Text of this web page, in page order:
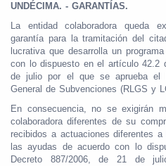
UNDÉCIMA. - GARANTÍAS.
La entidad colaboradora queda
garantía para la tramitación del
lucrativa que desarrolla un
con lo dispuesto en el artículo 42.2
de julio por el que se aprueba el
General de Subvenciones (RLGS y
En consecuencia, no se exigirán
colaboradora diferentes de su
recibidos a actuaciones diferentes
las ayudas de acuerdo con lo
Decreto 887/2006, de 21 de